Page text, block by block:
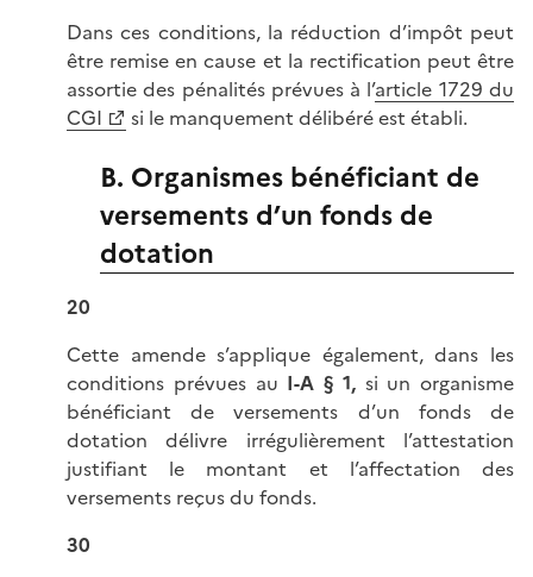
Dans ces conditions, la réduction d’impôt peut
être remise en cause et la rectification peut être
assortie des pénalités prévues à l’article 1729 du
CGI
si le manquement délibéré est établi.
B. Organismes bénéficiant de
versements d’un fonds de
dotation
20
Cette amende s’applique également, dans les
conditions prévues au I-A § 1,si un organisme
bénéficiant de versements d’un fonds de
dotation délivre irrégulièrement l’attestation
justifiant le montant et l’affectation des
versements reçus du fonds.
30